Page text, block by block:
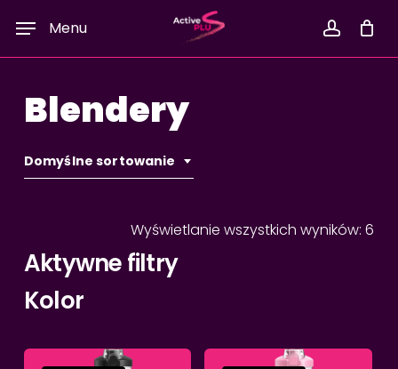
content
Menu
Close
Blendery
Domyślne sortowanie
Wyświetlanie wszystkich wyników: 6
Aktywne filtry
Kolor